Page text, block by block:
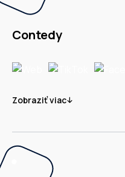
Contedy
Zobraziť viac